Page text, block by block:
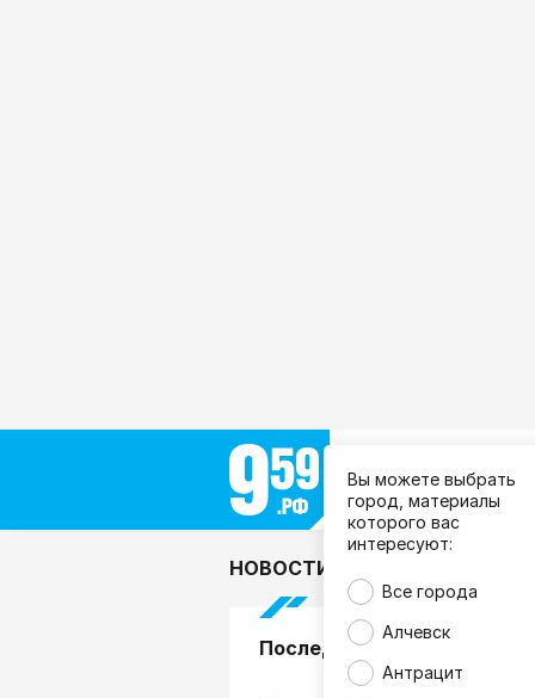
Все города
Вы можете выбрать
город, материалы
которого вас
интересуют:
Все города
Алчевск
Антрацит
НОВОСТИ
Последние новости